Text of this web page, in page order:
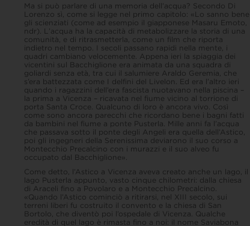
Ma si può parlare di una memoria dell’acqua? Secondo Di
Lorenzo sì, come si legge nel primo capitolo: «Lo sanno bene
gli scienziati (come ad esempio il giapponese Masaru Emoto,
ndr). L’acqua ha la capacità di metabolizzare la storia di una
comunità, e di ritrasmetterla, come un film che riporta
indietro nel tempo. I secoli passano rapidi nella mente, i
quadri cambiano velocemente. Appena ieri la spiaggia dei
vicentini sul Bacchiglione era animata da una squadra di
goliardi senza età, tra cui il salumiere Araldo Geremia, che
s’era battezzata come I delfini del Livelon. Ed era l’altro ieri
quando i ragazzini dell’era fascista nuotavano nella piscina –
la prima a Vicenza – ricavata nel fiume vicino al torrione di
porta Santa Croce. Qualcuno di loro è ancora vivo. Così
come sono ancora parecchi che ricordano bene i bagni fatti
da bambini nel fiume a ponte Pusterla. Mille anni fa l’acqua
che passava sotto il ponte degli Angeli era quella dell’Astico,
poi gli ingegneri della Serenissima deviarono il suo corso a
Montecchio Precalcino con i murazzi e il suo alveo fu
occupato dal Bacchiglione».
Come detto, l’Astico a Vicenza aveva creato anche un lago, il
lago Pusterla appunto, vasto cinque chilometri: dalla chiesa
di Araceli fino a Povolaro e a Montecchio Precalcino.
«Quando l’Astico cominciò a ritirarsi, nel XIII secolo, sui
terreni liberi fu costruito il convento e la chiesa di San
Bortolo, che diventò poi l’ospedale di Vicenza. Qualche
eredità di quel lago è rimasta fino a noi: il nome Saviabona